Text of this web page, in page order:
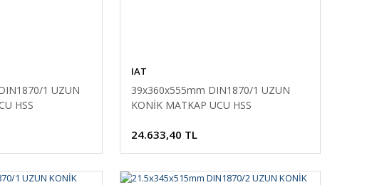
1 UZUN
HSS
IAT
39x360x555mm DIN1870/1 UZUN
KONİK MATKAP UCU HSS
24.633,40 TL